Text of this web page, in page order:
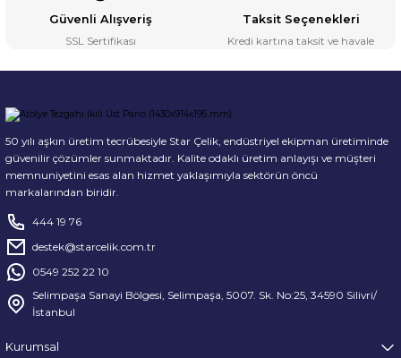
Güvenli Alışveriş
SSL Sertifikası
Taksit Seçenekleri
Kredi kartına taksit ve havale
50 yılı aşkın üretim tecrübesiyle Star Çelik, endüstriyel ekipman üretiminde
güvenilir çözümler sunmaktadır. Kalite odaklı üretim anlayışı ve müşteri
memnuniyetini esas alan hizmet yaklaşımıyla sektörün öncü
markalarından biridir.
444 19 76
destek@starcelik.com.tr
0549 252 22 10
Selimpaşa Sanayi Bölgesi, Selimpaşa, 5007. Sk. No:25, 34590 Silivri/
İstanbul
Kurumsal